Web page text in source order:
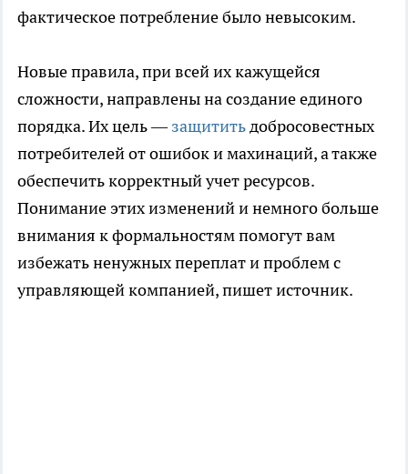
фактическое потребление было невысоким.
Новые правила, при всей их кажущейся
сложности, направлены на создание единого
порядка. Их цель —защититьдобросовестных
потребителей от ошибок и махинаций, а также
обеспечить корректный учет ресурсов.
Понимание этих изменений и немного больше
внимания к формальностям помогут вам
избежать ненужных переплат и проблем с
управляющей компанией, пишет источник.